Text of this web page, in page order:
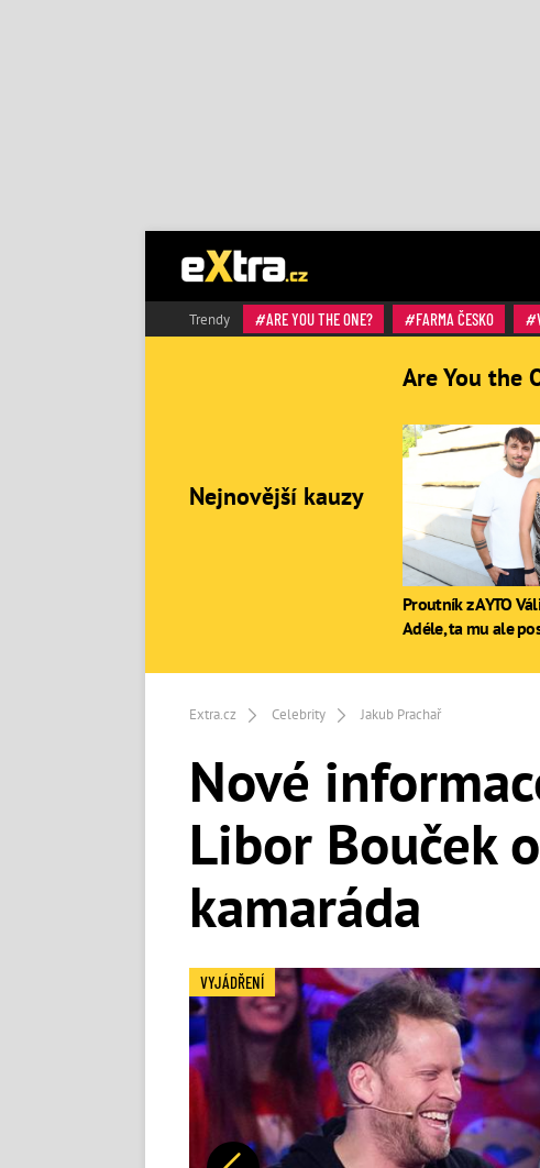
Trendy ARE YOU THE ONE? FARMA ČESKO
Extra.cz Celebrity Jakub Prachař
Nové
Libor Bouček
kamaráda
VYJÁDŘENÍ
Nejnovější kauzy
Are You the
Proutník z AYTO
Adéle, ta mu ale